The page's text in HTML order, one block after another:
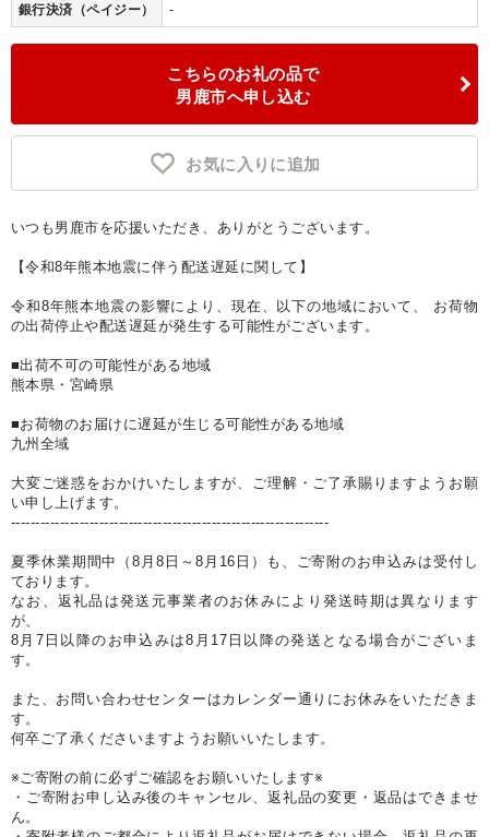
銀行決済（ペイジー） -
こちらのお礼の品で
男鹿市へ申し込む
お気に入りに追加
いつも男鹿市を応援いただき、ありがとうございます。
【令和8年熊本地震に伴う配送遅延に関して】
令和8年熊本地震の影響により、現在、以下の地域において、 お荷物
の出荷停止や配送遅延が発生する可能性がございます。
■出荷不可の可能性がある地域
熊本県・宮崎県
■お荷物のお届けに遅延が生じる可能性がある地域
九州全域
大変ご迷惑をおかけいたしますが、ご理解・ご了承賜りますようお願
い申し上げます。
-----------------------------------------------------------------
夏季休業期間中（8月8日～8月16日）も、ご寄附のお申込みは受付し
ております。
なお、返礼品は発送元事業者のお休みにより発送時期は異なります
が、
8月7日以降のお申込みは8月17日以降の発送となる場合がございま
す。
また、お問い合わせセンターはカレンダー通りにお休みをいただきま
す。
何卒ご了承くださいますようお願いいたします。
※ご寄附の前に必ずご確認をお願いいたします※
・ご寄附お申し込み後のキャンセル、返礼品の変更・返品はできませ
ん。